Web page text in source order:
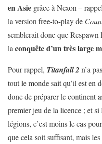
en Asie grâce à Nexon –
la version free-to-play de
semblerait donc que
la conquête d’un très large
Pour rappel, Titanfall 2 n’a
tout le monde sait qu’il est en
donc de préparer le continent
premier jeu de la licence ; et
légions, c’est moins le cas
que cela soit suffisant, mais